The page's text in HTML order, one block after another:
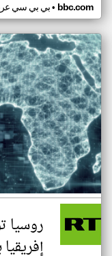
بي بي سي• bbc.com
روسيا